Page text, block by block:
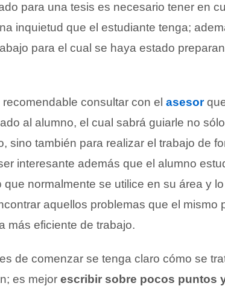
para una tesis es necesario tener en
inquietud que el estudiante tenga;
para el cual se haya estado
consultar con el asesor
al alumno, el cual sabrá guiarle no
sino también para realizar el trabajo de
interesante además que el alumno
normalmente se utilice en su área y lo
aquellos problemas que el mismo
más eficiente de trabajo.
de comenzar se tenga claro cómo se
es mejor escribir sobre pocos puntos